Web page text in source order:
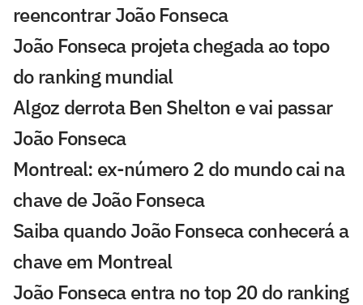
reencontrar João Fonseca
João Fonseca projeta chegada ao topo
do ranking mundial
Algoz derrota Ben Shelton e vai passar
João Fonseca
Montreal: ex-número 2 do mundo cai na
chave de João Fonseca
Saiba quando João Fonseca conhecerá a
chave em Montreal
João Fonseca entra no top 20 do ranking